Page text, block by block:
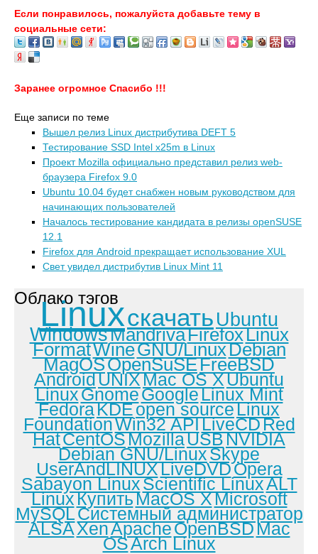
Если понравилось, пожалуйста добавьте тему в
социальные сети:
Заранее огромное Спасибо !!!
Еще записи по теме
Вышел релиз Linux дистрибутива DEFT 5
Тестирование SSD Intel x25m в Linux
Проект Mozilla официально представил релиз web-
браузера Firefox 9.0
Ubuntu 10.04 будет снабжен новым руководством для
начинающих пользователей
Началось тестирование кандидата в релизы openSUSE
12.1
Firefox для Android прекращает использование XUL
Свет увидел дистрибутив Linux Mint 11
Облако тэгов
Linuxскачать Ubuntu
WindowsMandrivaFirefoxLinux
FormatWineGNU/LinuxDebian
MagOSOpenSuSEFreeBSD
AndroidUNIXMac OS XUbuntu
LinuxGnomeGoogleLinux Mint
FedoraKDEopen sourceLinux
FoundationWin32 APILiveCDRed
HatCentOSMozillaUSBNVIDIA
Debian GNU/LinuxSkype
UserAndLINUXLiveDVDOpera
Sabayon LinuxScientific LinuxALT
LinuxКупитьMacOS XMicrosoft
MySQLСистемный администратор
ALSAXenApacheOpenBSDMac
OSArch Linux